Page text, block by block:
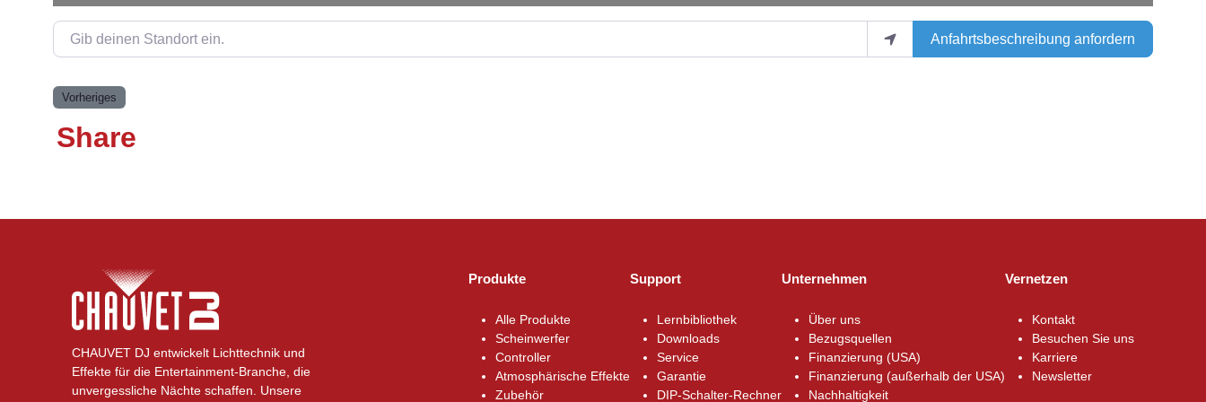
Gib deinen Standort ein.
Anfahrtsbeschreibung anfordern
Vorheriges
Share
CHAUVET DJ entwickelt Lichttechnik und
Effekte für die Entertainment-Branche, die
unvergessliche Nächte schaffen. Unsere
Produkte
Alle Produkte
Scheinwerfer
Controller
Atmosphärische Effekte
Zubehör
Support
Lernbibliothek
Downloads
Service
Garantie
DIP-Schalter-Rechner
Unternehmen
Über uns
Bezugsquellen
Finanzierung (USA)
Finanzierung (außerhalb der USA)
Nachhaltigkeit
Vernetzen
Kontakt
Besuchen Sie uns
Karriere
Newsletter